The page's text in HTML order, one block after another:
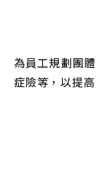
為員工規劃團
症險等，以提